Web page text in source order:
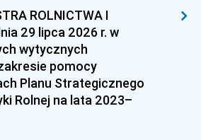
ROLNICTWA I
29 lipca 2026 r. w
wytycznych
pomocy
Planu Strategicznego
Rolnej na lata 2023–